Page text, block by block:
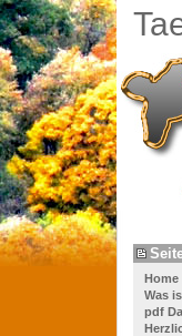
Home
Was
pdf